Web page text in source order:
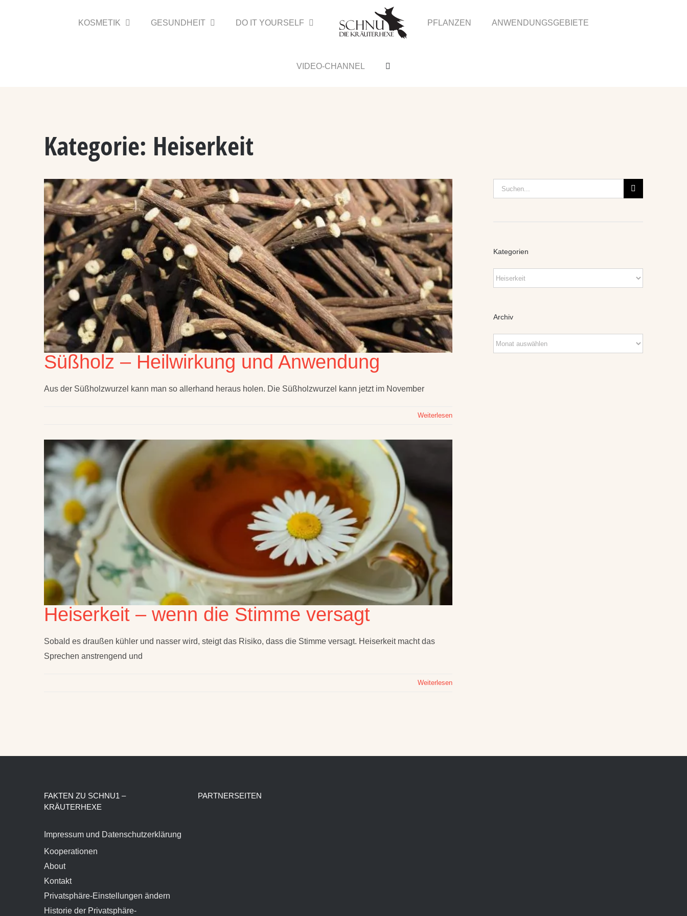
KOSMETIK GESUNDHEIT DO IT YOURSELF PFLANZEN ANWENDUNGSGEBIETE
VIDEO-CHANNEL
Kategorie: Heiserkeit
Süßholz – Heilwirkung und Anwendung
Aus der Süßholzwurzel kann man so allerhand heraus holen. Die Süßholzwurzel kann jetzt im November
Weiterlesen
Heiserkeit – wenn die Stimme versagt
Sobald es draußen kühler und nasser wird, steigt das Risiko, dass die Stimme versagt. Heiserkeit macht das
Sprechen anstrengend und
Weiterlesen
Suche
nach:
Kategorien
Kategorien
Archiv
Archiv
FAKTEN ZU SCHNU1 –
KRÄUTERHEXE
Impressum und Datenschutzerklärung
Kooperationen
About
Kontakt
Privatsphäre-Einstellungen ändern
Historie der Privatsphäre-
PARTNERSEITEN